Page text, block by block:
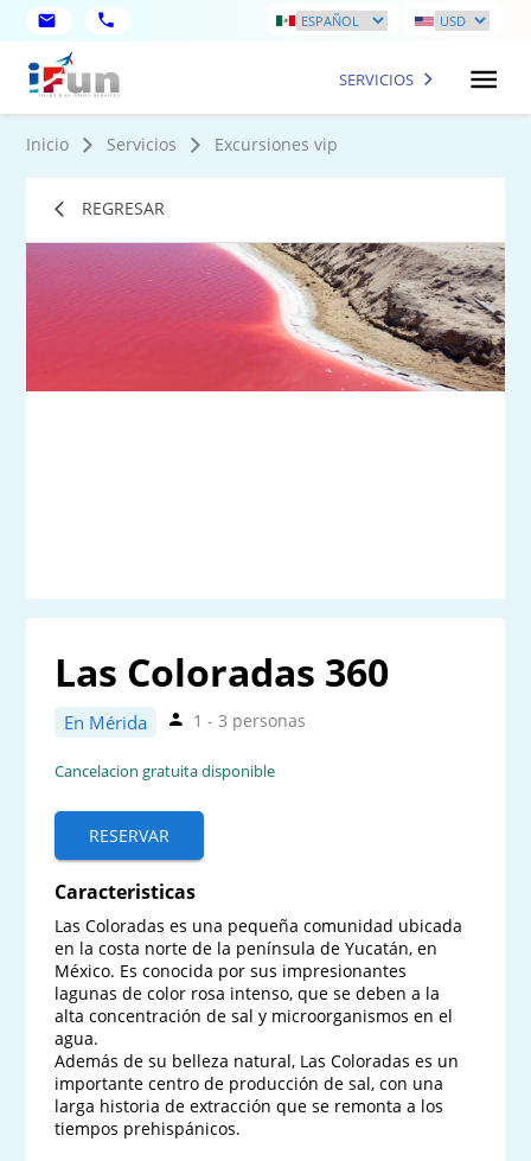
SERVICIOS
Inicio Servicios Excursiones vip
REGRESAR
Las Coloradas 360
En Mérida 1 - 3 personas
Cancelacion gratuita disponible
RESERVAR
Caracteristicas
Las Coloradas es una pequeña comunidad ubicada
en la costa norte de la península de Yucatán, en
México. Es conocida por sus impresionantes
lagunas de color rosa intenso, que se deben a la
alta concentración de sal y microorganismos en el
agua.
Además de su belleza natural, Las Coloradas es un
importante centro de producción de sal, con una
larga historia de extracción que se remonta a los
tiempos prehispánicos.